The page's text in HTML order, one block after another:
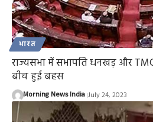
भारत
राज्यसभा में सभापति धनखड़ और
बीच हुई बहस
Morning News India July 24, 2023